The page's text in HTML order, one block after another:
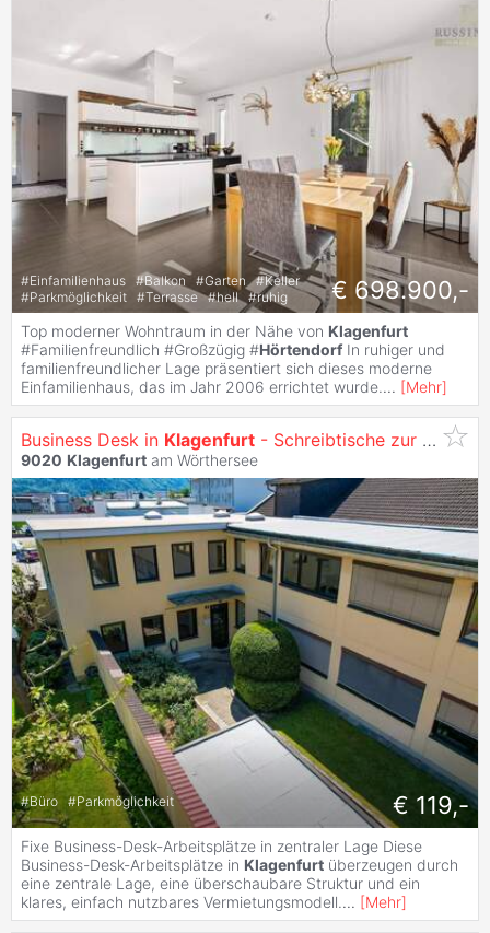
#Einfamilienhaus #Balkon #Garten #Keller
#Parkmöglichkeit #Terrasse #hell #ruhig € 698.900,-
Top moderner Wohntraum in der Nähe von Klagenfurt
#Familienfreundlich #Großzügig #Hörtendorf In ruhiger und
familienfreundlicher Lage präsentiert sich dieses moderne
Einfamilienhaus, das im Jahr 2006 errichtet wurde.... [Mehr]
Business Desk in Klagenfurt - Schreibtische zur Miete
9020 Klagenfurt am Wörthersee
#Büro #Parkmöglichkeit € 119,-
Fixe Business-Desk-Arbeitsplätze in zentraler Lage Diese
Business-Desk-Arbeitsplätze in Klagenfurt überzeugen durch
eine zentrale Lage, eine überschaubare Struktur und ein
klares, einfach nutzbares Vermietungsmodell.... [Mehr]